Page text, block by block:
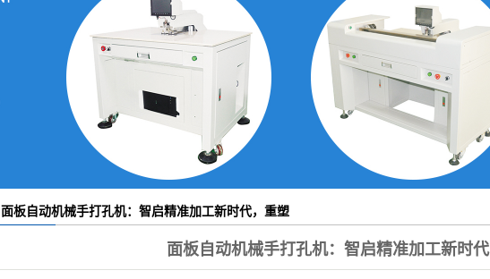
面板自动机械手打孔机：智启精准加工新时代，重塑
面板自动机械手打孔机：智启精准加工新时